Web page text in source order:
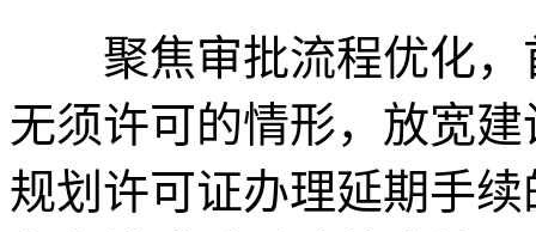
聚焦审批流程优化，
无须许可的情形，放宽
规划许可证办理延期手